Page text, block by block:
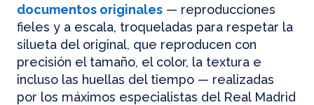
documentos originales — reproducciones
fieles y a escala, troqueladas para respetar la
silueta del original, que reproducen con
precisión el tamaño, el color, la textura e
incluso las huellas del tiempo — realizadas
por los máximos especialistas del Real Madrid